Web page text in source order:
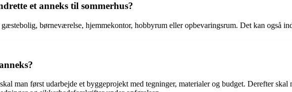
et anneks til sommerhus?
børneværelse, hjemmekontor, hobbyrum eller opbevaringsrum. Det kan også
man først udarbejde et byggeprojekt med tegninger, materialer og budget. Derefter